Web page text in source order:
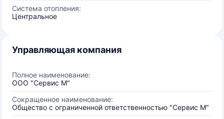
Система отопления:
Центральное
Управляющая компания
Полное наименование:
ООО "Сервис М"
Сокращенное наименование:
Общество с ограниченной ответственностью "Сервис М"